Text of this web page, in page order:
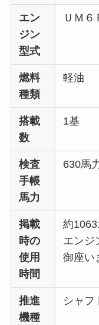
エン
ジン
型式
ＵＭ６
燃料
種類
軽油
搭載
数
1基
検査
手帳
馬力
630馬
掲載
時の
使用
時間
約
エンジ
御座い
推進
機種
シャフ